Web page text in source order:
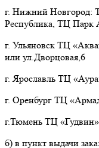
г. Нижний Новгород:
Республика, ТЦ Парк
г. Ульяновск ТЦ
или ул.Дворцовая,6
г. Ярославль ТЦ
г. Оренбург ТЦ
г.Тюмень ТЦ
б) в пункт выдачи